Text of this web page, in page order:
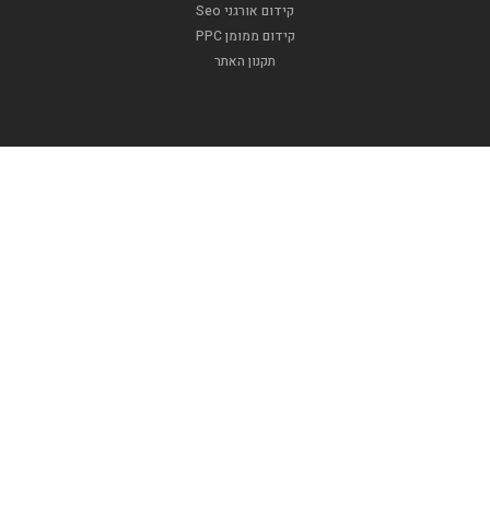
קידום אורגני Seo
קידום ממומן PPC
תקנון האתר